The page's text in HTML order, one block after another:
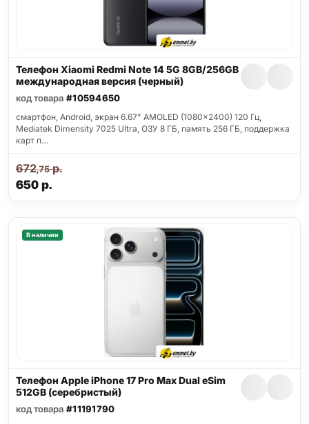
Телефон Xiaomi Redmi Note 14 5G 8GB/256GB
международная версия (черный)
код товара #10594650
смартфон, Android, экран 6.67" AMOLED (1080x2400) 120 Гц,
Mediatek Dimensity 7025 Ultra, ОЗУ 8 ГБ, память 256 ГБ, поддержка
карт п…
650р.
672,75р.
В наличии
Телефон Apple iPhone 17 Pro Max Dual eSim
512GB (серебристый)
код товара #11191790